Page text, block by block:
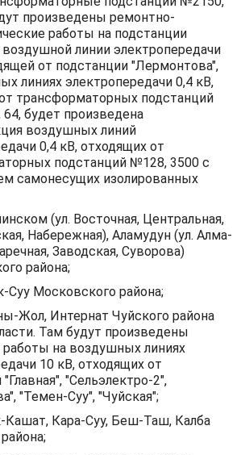
произведены ремонтно-
работы на подстанции
линии электропередачи
от подстанции "Лермонтова",
линиях электропередачи 0,4 кВ,
трансформаторных подстанций
будет произведена
воздушных линий
0,4 кВ, отходящих от
подстанций №128, 3500 с
самонесущих изолированных
(ул. Восточная, Центральная,
Набережная), Аламудун (ул. Алма-
Заводская, Суворова)
района;
Суу Московского района;
Жол, Интернат Чуйского района
Там будут произведены
на воздушных линиях
10 кВ, отходящих от
"Сельэлектро-2",
"Темен-Суу", "Чуйская";
Кашат, Кара-Суу, Беш-Таш, Калба